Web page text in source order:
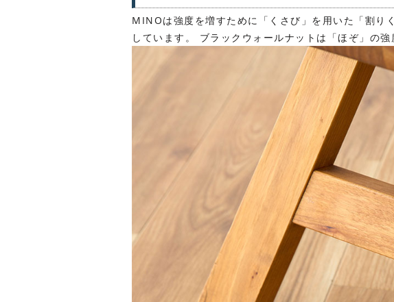
MINOは強度を増すために「くさび」を用いた「割り
しています。 ブラックウォールナットは「ほぞ」の